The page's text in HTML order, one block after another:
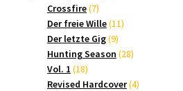
Crossfire 77
Produkte
Der freie Wille 1111
Der letzte Gig 99
Produkte
Hunting Season 2828
Vol. 1 1818
Produkte
Revised Hardcover 44